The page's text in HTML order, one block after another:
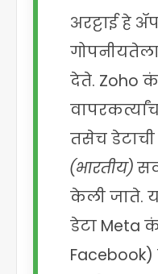
अरट्टाई हे
गोपनीयतेला
देते. Zoho
तसेच डेटाची
(भारतीय)
केली जाते.
डेटा Meta
Facebook)